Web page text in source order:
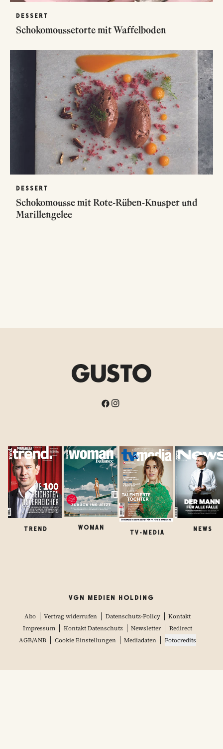
DESSERT
Schokomoussetorte mit Waffelboden
DESSERT
Schokomousse mit Rote-Rüben-Knusper und
Marillengelee
TREND WOMAN
TV-MEDIA
NEWS
VGN MEDIEN HOLDING
Abo Vertrag widerrufen Datenschutz-Policy
Kontakt
Impressum
Kontakt Datenschutz Newsletter
Redirect
AGB/ANB
Cookie Einstellungen Mediadaten Fotocredits